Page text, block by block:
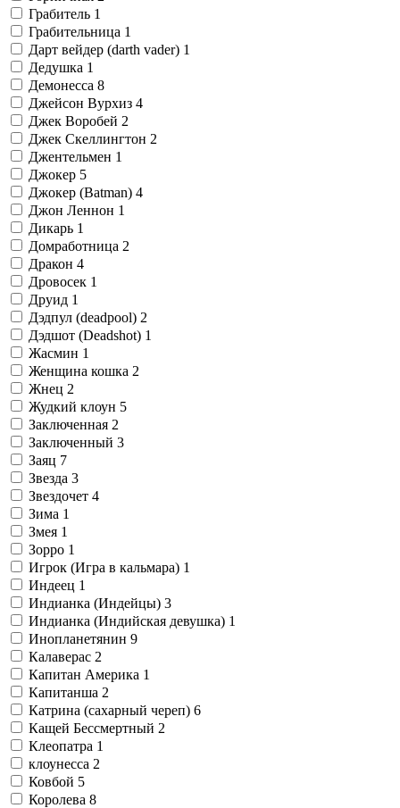
Грабитель 1
Грабительница 1
Дарт вейдер (darth vader) 1
Дедушка 1
Демонесса 8
Джейсон Вурхиз 4
Джек Воробей 2
Джек Скеллингтон 2
Джентельмен 1
Джокер 5
Джокер (Batman) 4
Джон Леннон 1
Дикарь 1
Домработница 2
Дракон 4
Дровосек 1
Друид 1
Дэдпул (deadpool) 2
Дэдшот (Deadshot) 1
Жасмин 1
Женщина кошка 2
Жнец 2
Жудкий клоун 5
Заключенная 2
Заключенный 3
Заяц 7
Звезда 3
Звездочет 4
Зима 1
Змея 1
Зорро 1
Игрок (Игра в кальмара) 1
Индеец 1
Индианка (Индейцы) 3
Индианка (Индийская девушка) 1
Инопланетянин 9
Калаверас 2
Капитан Америка 1
Капитанша 2
Катрина (сахарный череп) 6
Кащей Бессмертный 2
Клеопатра 1
клоунесса 2
Ковбой 5
Королева 8